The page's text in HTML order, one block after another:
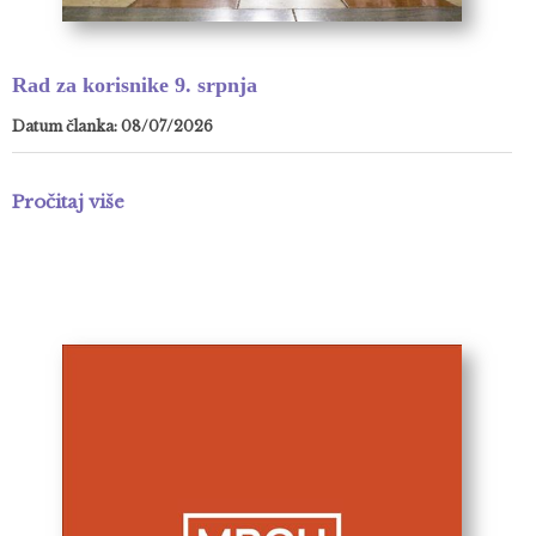
Rad za korisnike 9. srpnja
Datum članka: 08/07/2026
Pročitaj više